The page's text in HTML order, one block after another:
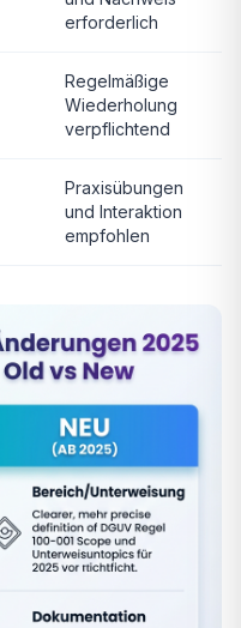
erforderlich
Regelmäßige
Wiederholung
verpflichtend
Praxisübungen
und Interaktion
empfohlen